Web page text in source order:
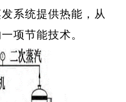
系统提供热能，从
项节能技术。